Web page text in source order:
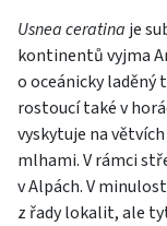
Usnea ceratina je
kontinentů vyjma
o oceánicky
rostoucí také v
vyskytuje na
mlhami. V rámci
v Alpách. V
z řady lokalit, ale